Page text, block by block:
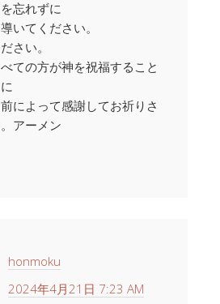
忘れずに
いてください。
さい。
ての方が神を祝福すること
によって感謝してお祈りさ
アーメン
honmoku
2024年4月21日 7:23 AM